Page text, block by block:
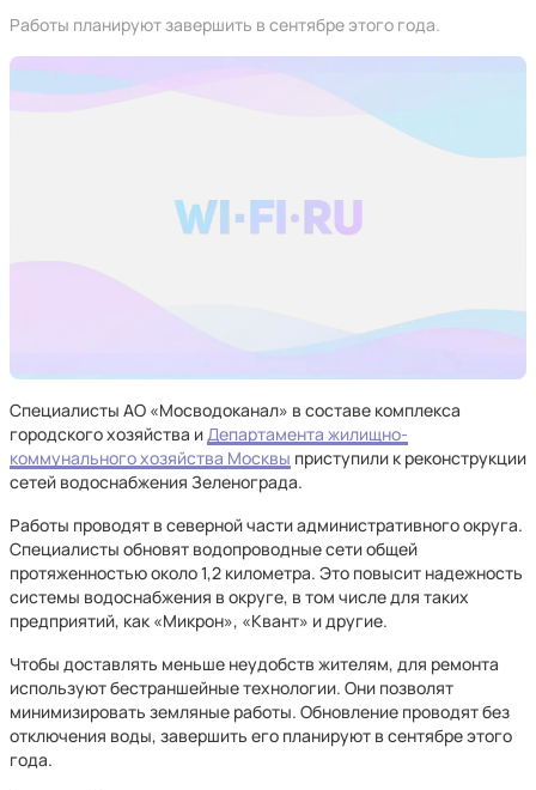
Работы планируют завершить в сентябре этого года.
Специалисты АО «Мосводоканал» в составе комплекса
городского хозяйства иДепартамента жилищно-
коммунального хозяйства Москвы приступили к реконструкции
сетей водоснабжения Зеленограда.
Работы проводят в северной части административного округа.
Специалисты обновят водопроводные сети общей
протяженностью около 1,2 километра. Это повысит надежность
системы водоснабжения в округе, в том числе для таких
предприятий, как «Микрон», «Квант» и другие.
Чтобы доставлять меньше неудобств жителям, для ремонта
используют бестраншейные технологии. Они позволят
минимизировать земляные работы. Обновление проводят без
отключения воды, завершить его планируют в сентябре этого
года.